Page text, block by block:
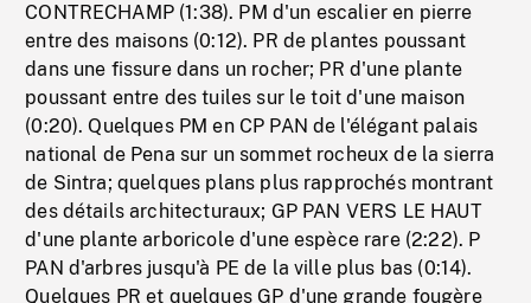
CONTRECHAMP (1:38). PM d'un escalier en pierre
entre des maisons (0:12). PR de plantes poussant
dans une fissure dans un rocher; PR d'une plante
poussant entre des tuiles sur le toit d'une maison
(0:20). Quelques PM en CP PAN de l'élégant palais
national de Pena sur un sommet rocheux de la sierra
de Sintra; quelques plans plus rapprochés montrant
des détails architecturaux; GP PAN VERS LE HAUT
d'une plante arboricole d'une espèce rare (2:22). P
PAN d'arbres jusqu'à PE de la ville plus bas (0:14).
Quelques PR et quelques GP d'une grande fougère